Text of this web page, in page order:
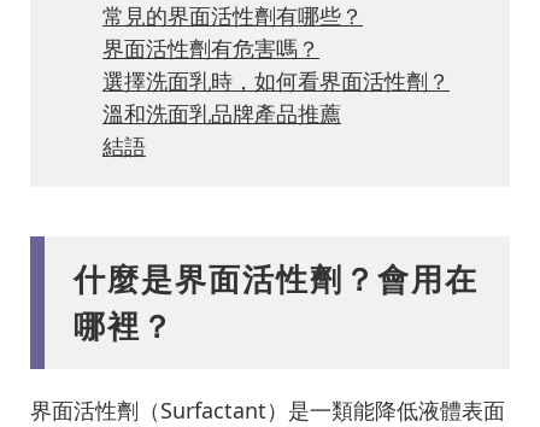
常見的界面活性劑有哪些？
界面活性劑有危害嗎？
選擇洗面乳時，如何看界面活性劑？
溫和洗面乳品牌產品推薦
結語
什麼是界面活性劑？會用在
哪裡？
界面活性劑（Surfactant）是一類能降低液體表面